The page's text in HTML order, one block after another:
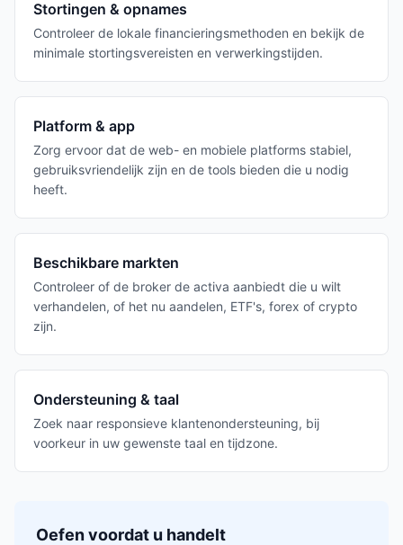
Stortingen & opnames
Controleer de lokale financieringsmethoden en bekijk de
minimale stortingsvereisten en verwerkingstijden.
Platform & app
Zorg ervoor dat de web- en mobiele platforms stabiel,
gebruiksvriendelijk zijn en de tools bieden die u nodig
heeft.
Beschikbare markten
Controleer of de broker de activa aanbiedt die u wilt
verhandelen, of het nu aandelen, ETF's, forex of crypto
zijn.
Ondersteuning & taal
Zoek naar responsieve klantenondersteuning, bij
voorkeur in uw gewenste taal en tijdzone.
Oefen voordat u handelt